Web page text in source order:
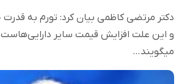
دکتر مرتضی کاظمی بیان کرد: تورم به قدرت
و این علت افزایش قیمت سایر
میگویند…